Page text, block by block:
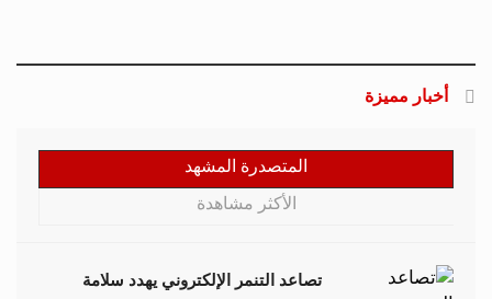
أخبار مميزة
المتصدرة المشهد
الأكثر مشاهدة
تصاعد التنمر الإلكتروني يهدد سلامة